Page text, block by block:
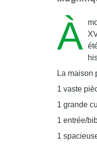
À
La maison
1 vaste
1 grande
1 entrée/
1